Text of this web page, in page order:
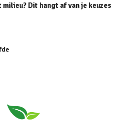
Dit hangt af van je keuzes